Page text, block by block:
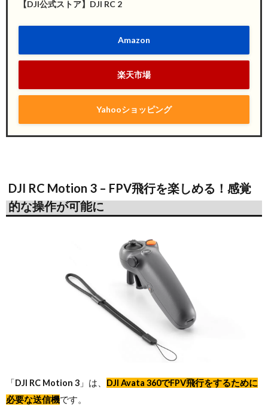
【DJI公式ストア】DJI RC 2
Amazon
楽天市場
Yahooショッピング
DJI RC Motion 3 – FPV飛行を楽しめる！感覚
的な操作が可能に
「DJI RC Motion 3 」は、 DJI Avata 360でFPV飛行をするために
必要な送信機です。